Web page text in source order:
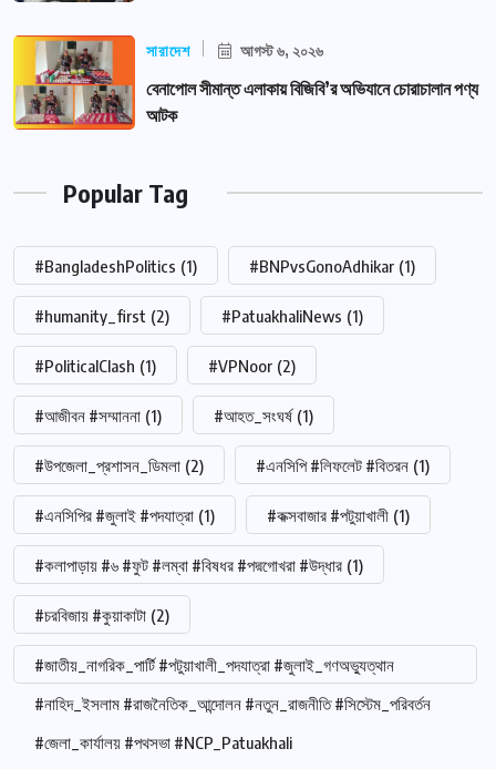
সারাদেশ আগস্ট ৬, ২০২৬
বেনাপোল সীমান্ত এলাকায় বিজিবি’র অভিযানে চোরাচালান পণ্য
আটক
Popular Tag
#BangladeshPolitics (1) #BNPvsGonoAdhikar (1)
#humanity_first (2) #PatuakhaliNews (1)
#PoliticalClash (1) #VPNoor (2)
#আজীবন #সম্মাননা (1) #আহত_সংঘর্ষ (1)
#উপজেলা_প্রশাসন_ডিমলা (2) #এনসিপি #লিফলেট #বিতরন (1)
#এনসিপির #জুলাই #পদযাত্রা (1) #কক্সবাজার #পটুয়াখালী (1)
#কলাপাড়ায় #৬ #ফুট #লম্বা #বিষধর #পদ্মগোখরা #উদ্ধার (1)
#চরবিজায় #কুয়াকাটা (2)
#জাতীয়_নাগরিক_পার্টি #পটুয়াখালী_পদযাত্রা #জুলাই_গণঅভ্যুত্থান
#নাহিদ_ইসলাম #রাজনৈতিক_আন্দোলন #নতুন_রাজনীতি #সিস্টেম_পরিবর্তন
#জেলা_কার্যালয় #পথসভা #NCP_Patuakhali